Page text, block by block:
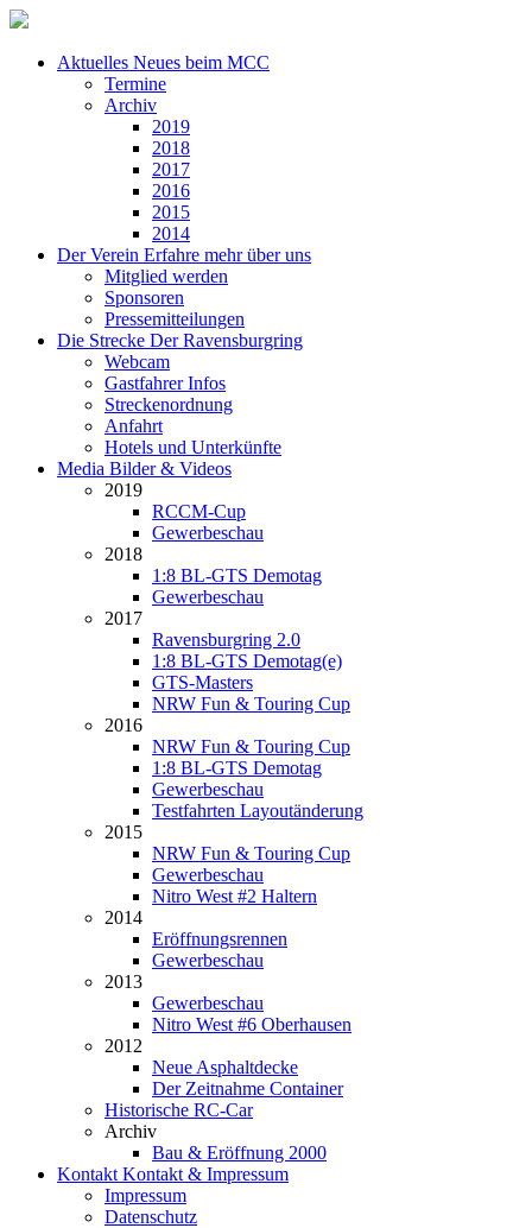
Aktuelles Neues beim MCC
Termine
Archiv
2019
2018
2017
2016
2015
2014
Der Verein Erfahre mehr über uns
Mitglied werden
Sponsoren
Pressemitteilungen
Die Strecke Der Ravensburgring
Webcam
Gastfahrer Infos
Streckenordnung
Anfahrt
Hotels und Unterkünfte
Media Bilder & Videos
2019
RCCM-Cup
Gewerbeschau
2018
1:8 BL-GTS Demotag
Gewerbeschau
2017
Ravensburgring 2.0
1:8 BL-GTS Demotag(e)
GTS-Masters
NRW Fun & Touring Cup
2016
NRW Fun & Touring Cup
1:8 BL-GTS Demotag
Gewerbeschau
Testfahrten Layoutänderung
2015
NRW Fun & Touring Cup
Gewerbeschau
Nitro West #2 Haltern
2014
Eröffnungsrennen
Gewerbeschau
2013
Gewerbeschau
Nitro West #6 Oberhausen
2012
Neue Asphaltdecke
Der Zeitnahme Container
Historische RC-Car
Archiv
Bau & Eröffnung 2000
Kontakt Kontakt & Impressum
Impressum
Datenschutz